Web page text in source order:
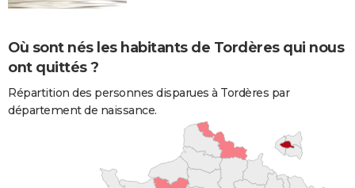
Où sont nés les habitants de Tordères qui nous
ont quittés ?
Répartition des personnes disparues à Tordères par
département de naissance.